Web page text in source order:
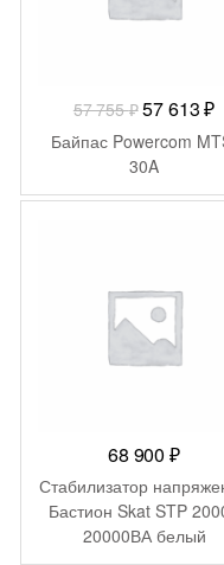
57 755₽
цена
57
57 613₽
Байпас Powercom
30A
68 900₽
Стабилизатор
Бастион Skat STP
20000ВА белый